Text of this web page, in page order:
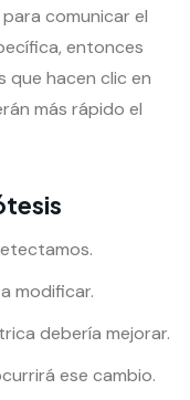
comunicar el
entonces
que hacen clic en
más rápido el
modificar.
debería mejorar.
ese cambio.